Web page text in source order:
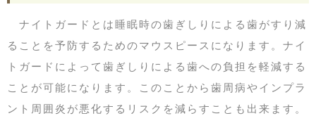
ナイトガードとは睡眠時の歯ぎしりによる歯がすり減
ることを予防するためのマウスピースになります。ナイ
トガードによって歯ぎしりによる歯への負担を軽減する
ことが可能になります。このことから歯周病やインプラ
ント周囲炎が悪化するリスクを減らすことも出来ます。